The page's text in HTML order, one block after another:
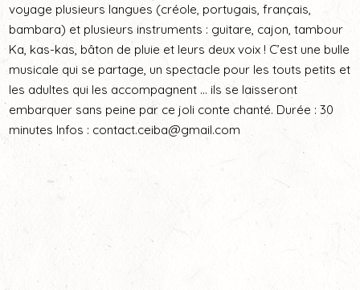
voyage plusieurs langues (créole, portugais, français,
bambara) et plusieurs instruments : guitare, cajon, tambour
Ka, kas-kas, bâton de pluie et leurs deux voix ! C’est une bulle
musicale qui se partage, un spectacle pour les touts petits et
les adultes qui les accompagnent … ils se laisseront
embarquer sans peine par ce joli conte chanté. Durée : 30
minutes Infos : contact.ceiba@gmail.com